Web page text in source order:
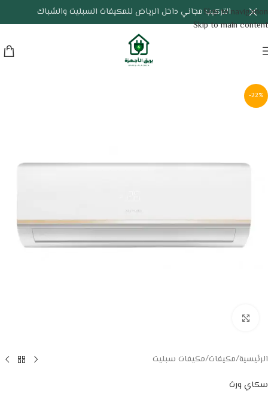
Skip to navigation
Skip to main content
التركيب مجاني داخل الرياض للمكيفات السبليت والشباك
-22%
الرئيسية/مكيفات/مكيفات سبليت
سكاي ورث